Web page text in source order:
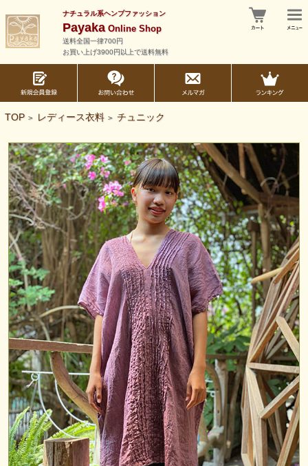
ナチュラル系ヘンプファッション
PayakaOnline Shop
送料全国一律700円
お買い上げ3900円以上で送料無料
TOP > レディース衣料 > チュニック